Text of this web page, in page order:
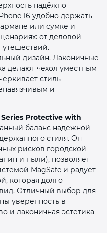
надёжно
16 удобно держать
или сумке и
от деловой
дизайн. Лаконичные
делают чехол уместным
стиль
и
Protective with
баланс надёжной
стиля. Он
рисков городской
и пыли), позволяет
MagSafe и радует
которая долго
Отличный выбор для
уверенность в
и лаконичная эстетика